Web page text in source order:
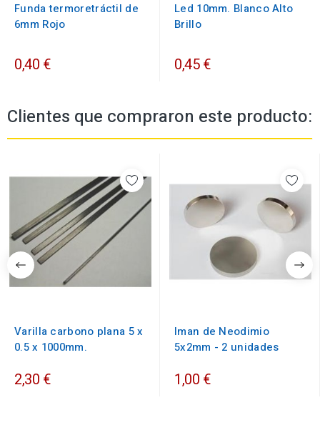
Funda termoretráctil de
6mm Rojo
0,40 €
Led 10mm. Blanco Alto
Brillo
0,45 €
Clientes que compraron este producto:
Varilla carbono plana 5 x
0.5 x 1000mm.
2,30 €
Iman de Neodimio
5x2mm - 2 unidades
1,00 €